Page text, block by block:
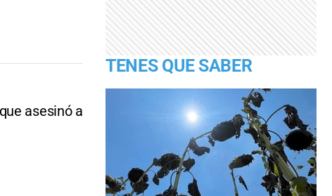
asesinó a
TENES QUE SABER